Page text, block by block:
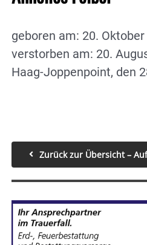
geboren am: 20.
verstorben am: 20.
Haag-Joppenpoint, den
Zurück zur Übersicht –